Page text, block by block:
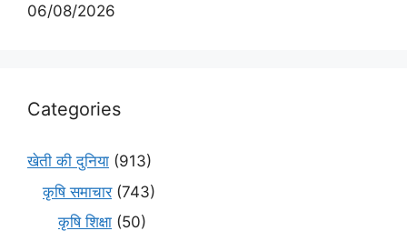
06/08/2026
Categories
खेती की दुनिया (913)
कृषि समाचार(743)
कृषि शिक्षा (50)